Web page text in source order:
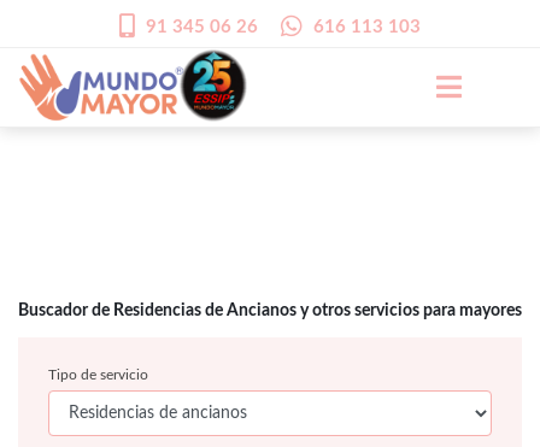
91 345 06 26 616 113 103
Buscador de Residencias de Ancianos y otros servicios para mayores
Tipo de servicio